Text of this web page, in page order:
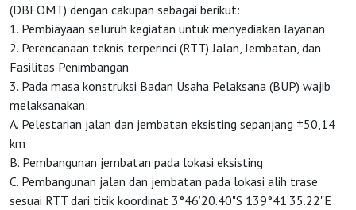
Investasi
(DBFOMT) dengan cakupan sebagai berikut:
1. Pembiayaan seluruh kegiatan untuk menyediakan layanan
2. Perencanaan teknis terperinci (RTT) Jalan, Jembatan, dan
Fasilitas Penimbangan
3. Pada masa konstruksi Badan Usaha Pelaksana (BUP) wajib
melaksanakan:
A. Pelestarian jalan dan jembatan eksisting sepanjang ±50,14
km
B. Pembangunan jembatan pada lokasi eksisting
C. Pembangunan jalan dan jembatan pada lokasi alih trase
sesuai RTT dari titik koordinat 3°46’20.40"S 139°41’35.22"E